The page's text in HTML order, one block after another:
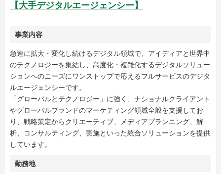
【大手デジタルエージェンシー】
事業内容
急速に拡大・変化し続けるデジタル領域で、アイディアと世界中
のテクノロジーを集結し、高度化・複雑化するデジタルソリュー
ションへのニーズにワンストップで応えるフルサービスのデジタ
ルエージェンシーです。
「グローバルとテクノロジー」に強く、ナショナルクライアント
やグローバルブランドのマーケティング領域全般を支援してお
り、戦略策定からクリエーティブ、メディアプランニング、解
析、コンサルティング、実施といった統合ソリューションを提供
しています。
勤務地